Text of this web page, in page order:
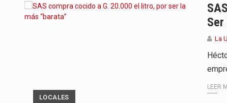
LOCALES
Ser
La
LEER